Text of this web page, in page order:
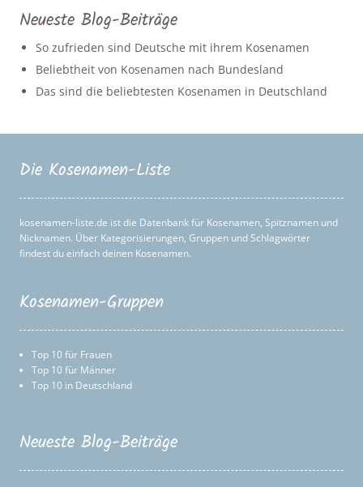
Neueste Blog-Beiträge
So zufrieden sind Deutsche mit ihrem Kosenamen
Beliebtheit von Kosenamen nach Bundesland
Das sind die beliebtesten Kosenamen in Deutschland
Die Kosenamen-Liste
kosenamen-liste.de ist die Datenbank für Kosenamen, Spitznamen und
Nicknamen. Über Kategorisierungen, Gruppen und Schlagwörter
findest du einfach deinen Kosenamen.
Kosenamen-Gruppen
Top 10 für Frauen
Top 10 für Männer
Top 10 in Deutschland
Neueste Blog-Beiträge